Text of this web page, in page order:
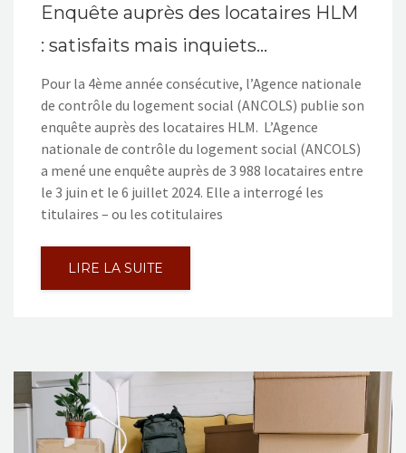
Enquête auprès des locataires HLM
: satisfaits mais inquiets…
Pour la 4ème année consécutive, l’Agence nationale
de contrôle du logement social (ANCOLS) publie son
enquête auprès des locataires HLM. L’Agence
nationale de contrôle du logement social (ANCOLS)
a mené une enquête auprès de 3 988 locataires entre
le 3 juin et le 6 juillet 2024. Elle a interrogé les
titulaires – ou les cotitulaires
LIRE LA SUITE